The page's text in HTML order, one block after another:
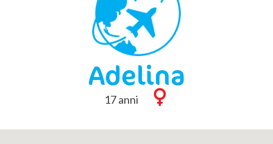
Adelina
17 anni